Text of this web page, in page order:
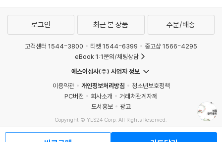
로그인 최근 본 상품 주문/배송
고객센터 1544-3800 티켓 1544-6399
중고샵 1566-4295
eBook 1:1문의/채팅상담
예스이십사(주) 사업자 정보
이용약관
개인정보처리방침
청소년보호정책
PC버전
회사소개
거래처관계자께
도서홍보
광고
Copyright © YES24 Corp. All Rights Reserved.